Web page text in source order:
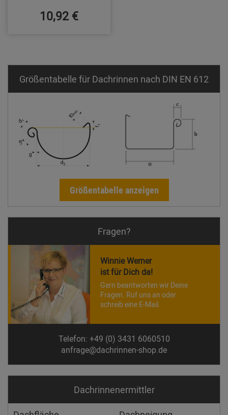
10,92 €
Größentabelle für Dachrinnen nach DIN EN 612
Größentabelle anzeigen
Fragen?
Winnie Werner
ist für Dich da!
Gern beantworten wir Deine
Fragen. Ruf uns an oder
schreib eine E-Mail.
Telefon: +49 (0) 3431 6060510
anfrage@dachrinnen-shop.de
Dachrinnen­ermittler